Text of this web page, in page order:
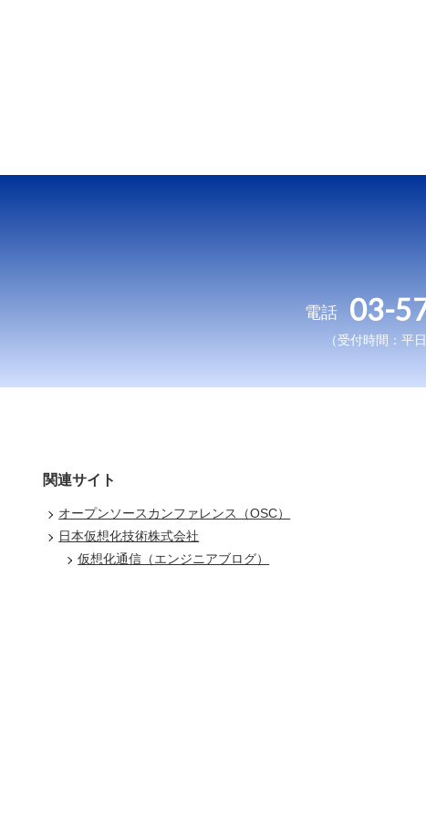
電話 03-
（受付時間：平
関連サイト
オープンソースカンファレンス（OSC）
日本仮想化技術株式会社
仮想化通信（エンジニアブログ）